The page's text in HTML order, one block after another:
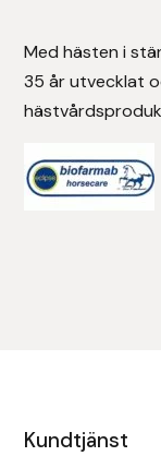
Med hästen i
35 år utvecklat
Kundtjänst
Vojlockar och
Tränsdelar och
Ridjackor,
Bocaj
Catago Equestrian